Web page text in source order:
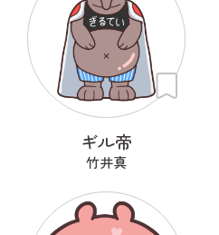
ギル帝
竹井真